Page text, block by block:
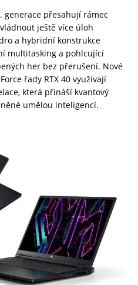
generace přesahují rámec
ještě více úloh
a hybridní konstrukce
multitasking a pohlcující
her bez přerušení. Nové
řady RTX 40 využívají
která přináší kvantový
umělou inteligencí.